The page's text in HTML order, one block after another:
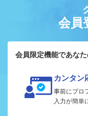
会員
会員限定機能であな
カンタン
事前にプロ
入力が簡単